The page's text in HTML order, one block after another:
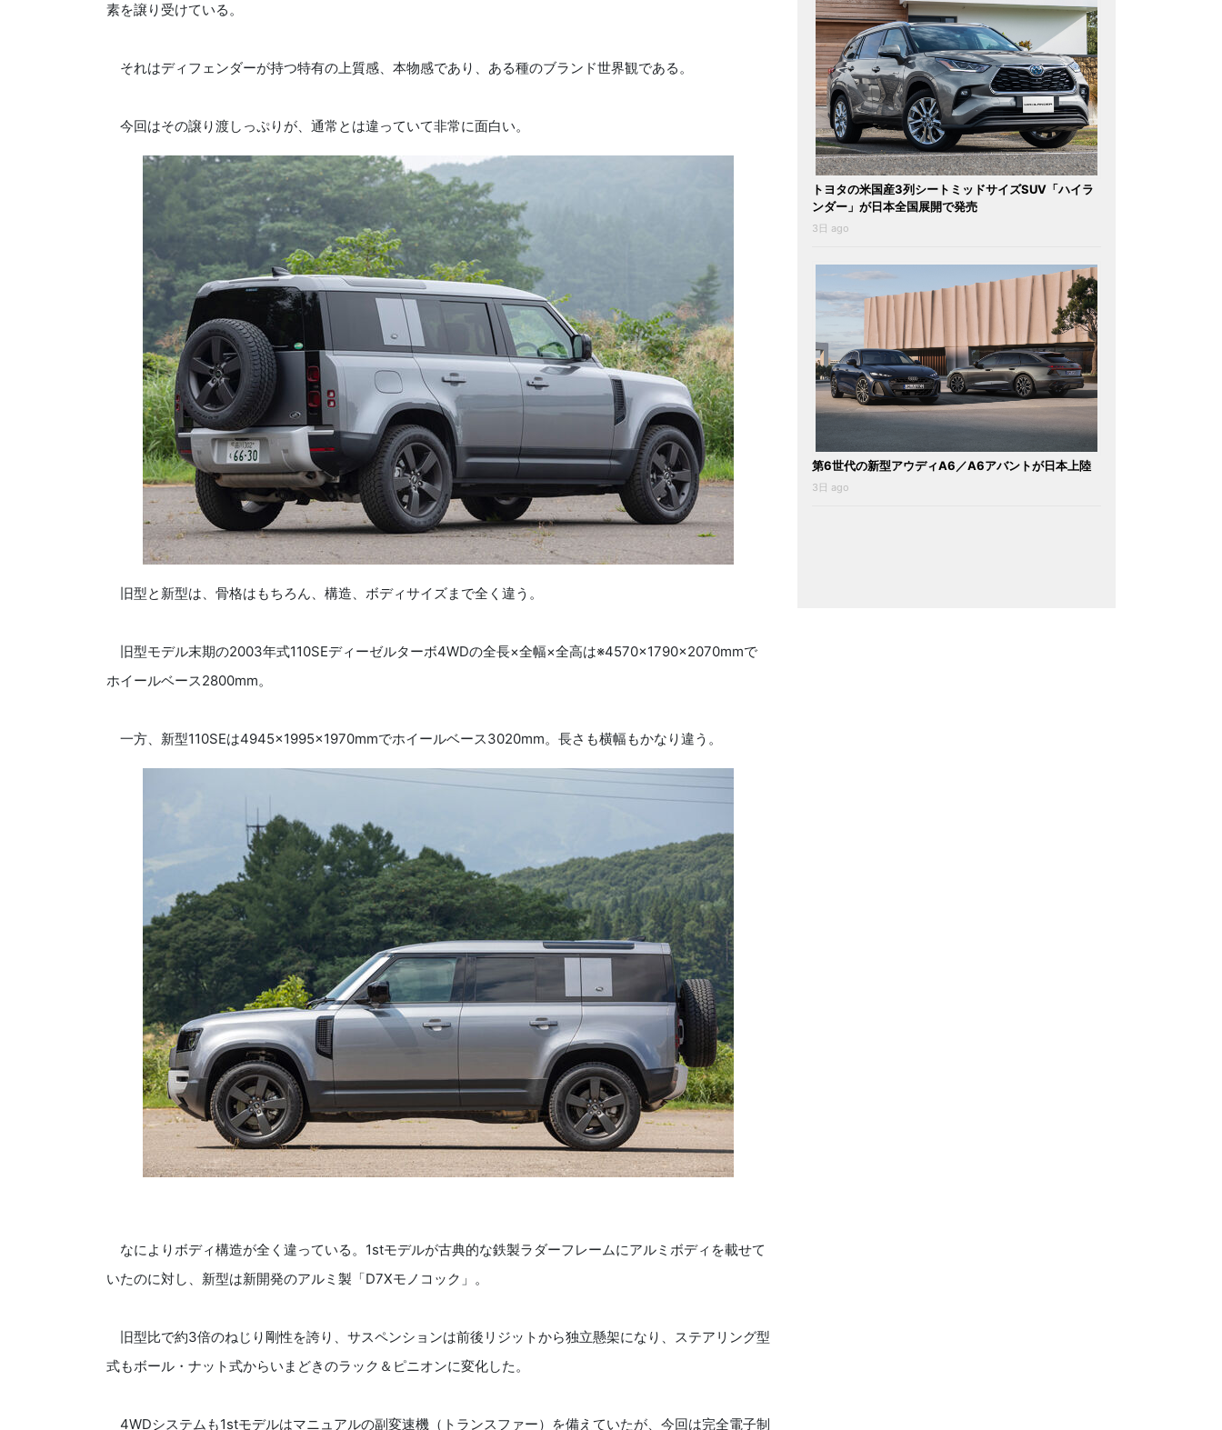
素を譲り受けている。
それはディフェンダーが持つ特有の上質感、本物感であり、ある種のブランド世界観である。
今回はその譲り渡しっぷりが、通常とは違っていて非常に面白い。
旧型と新型は、骨格はもちろん、構造、ボディサイズまで全く違う。
旧型モデル末期の2003年式110SEディーゼルターボ4WDの全長×全幅×全高は※4570×1790×2070mmで
ホイールベース2800mm。
一方、新型110SEは4945×1995×1970mmでホイールベース3020mm。長さも横幅もかなり違う。
なによりボディ構造が全く違っている。1stモデルが古典的な鉄製ラダーフレームにアルミボディを載せて
いたのに対し、新型は新開発のアルミ製「D7Xモノコック」。
旧型比で約3倍のねじり剛性を誇り、サスペンションは前後リジットから独立懸架になり、ステアリング型
式もボール・ナット式からいまどきのラック＆ピニオンに変化した。
4WDシステムも1stモデルはマニュアルの副変速機（トランスファー）を備えていたが、今回は完全電子制
トヨタの米国産3列シートミッドサイズSUV「ハイラ
ンダー」が日本全国展開で発売
3日 ago
第6世代の新型アウディA6／A6アバントが日本上陸
3日 ago